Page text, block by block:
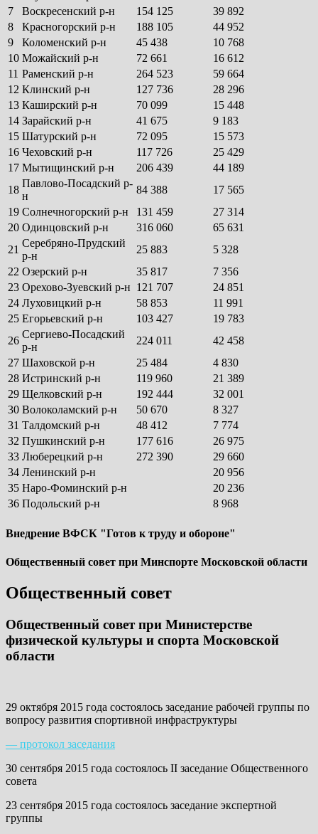
7
Воскресенский р-н 154 125
39 892
8
Красногорский р-н 188 105
44 952
9
Коломенский р-н 45 438
10 768
10 Можайский р-н 72 661
16 612
11 Раменский р-н 264 523
59 664
12 Клинский р-н 127 736
28 296
13 Каширский р-н 70 099
15 448
14 Зарайский р-н 41 675
9 183
15 Шатурский р-н 72 095
15 573
16 Чеховский р-н 117 726
25 429
17 Мытищинский р-н 206 439
44 189
18
Павлово-Посадский р-
н
84 388
17 565
19 Солнечногорский р-н 131 459
27 314
20 Одинцовский р-н 316 060
65 631
21
Серебряно-Прудский
р-н
25 883
5 328
22 Озерский р-н 35 817
7 356
23 Орехово-Зуевский р-н 121 707
24 851
24 Луховицкий р-н 58 853
11 991
25 Егорьевский р-н 103 427
19 783
26
Сергиево-Посадский
р-н
224 011
42 458
27 Шаховской р-н 25 484
4 830
28 Истринский р-н 119 960
21 389
29 Щелковский р-н 192 444
32 001
30 Волоколамский р-н 50 670
8 327
31 Талдомский р-н 48 412
7 774
32 Пушкинский р-н 177 616
26 975
33 Люберецкий р-н 272 390
29 660
34 Ленинский р-н
20 956
35 Наро-Фоминский р-н
20 236
36 Подольский р-н 8 968
Внедрение ВФСК "Готов к труду и обороне"
Общественный совет при Минспорте Московской области
Общественный совет
Общественный совет при Министерстве
физической культуры и спорта Московской
области
29 октября 2015 года состоялось заседание рабочей группы по
вопросу развития спортивной инфраструктуры
— протокол заседания
30 сентября 2015 года состоялось II заседание Общественного
совета
23 сентября 2015 года состоялось заседание экспертной
группы